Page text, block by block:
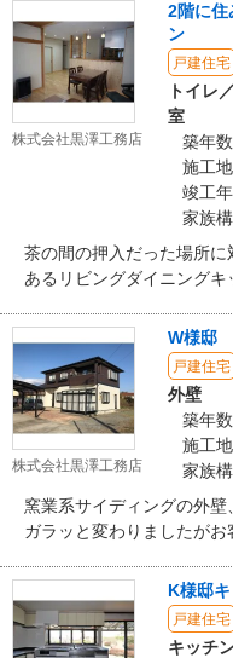
すネコちゃんの為に滑りに
リングを採用、出入口扉
一面にそろえた収納の中に
す。
株式会社黒澤工務店
2階に住
ン
戸建住宅
トイレ
室
築年
施工
竣工
家族
茶の間の押入だった場所
あるリビングダイニングキ
垢材フローリングと杉材の
室内は温かみがあり心地よ
株式会社黒澤工務店
W様邸
戸建住宅
外壁
築年
施工
家族
窯業系サイディングの外
ガラッと変わりましたがお
K様邸
戸建住宅
キッチ